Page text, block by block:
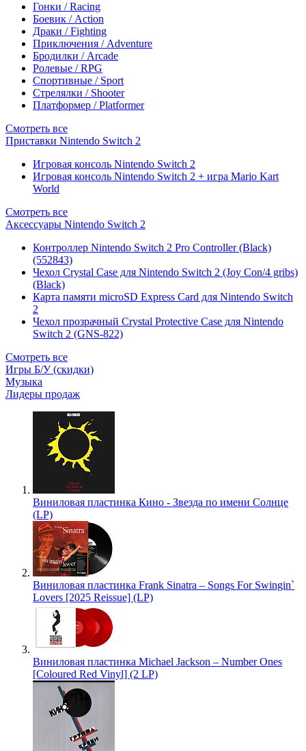
Гонки / Racing
Боевик / Action
Драки / Fighting
Приключения / Adventure
Бродилки / Arcade
Ролевые / RPG
Спортивные / Sport
Стрелялки / Shooter
Платформер / Platformer
Смотреть все
Приставки Nintendo Switch 2
Игровая консоль Nintendo Switch 2
Игровая консоль Nintendo Switch 2 + игра Mario Kart
World
Смотреть все
Аксессуары Nintendo Switch 2
Контроллер Nintendo Switch 2 Pro Controller (Black)
(552843)
Чехол Сrystal Сase для Nintendo Switch 2 (Joy Con/4 gribs)
(Black)
Карта памяти microSD Express Card для Nintendo Switch
2
Чехол прозрачный Crystal Protective Case для Nintendo
Switch 2 (GNS-822)
Смотреть все
Игры Б/У (скидки)
Музыка
Лидеры продаж
Виниловая пластинка Кино - Звезда по имени Солнце
(LP)
Виниловая пластинка Frank Sinatra – Songs For Swingin`
Lovers [2025 Reissue] (LP)
Виниловая пластинка Michael Jackson – Number Ones
[Coloured Red Vinyl] (2 LP)